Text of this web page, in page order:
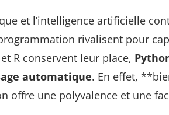
et l’intelligence artificielle
rivalisent pour
R conservent leur place,
automatique. En effet,
offre une polyvalence et une